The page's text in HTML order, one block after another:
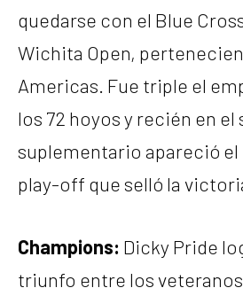
quedarse con el Blue
Wichita Open,
Americas. Fue triple el
los 72 hoyos y recién en el
suplementario apareció
play-off que selló la
Champions: Dicky Pride
triunfo entre los